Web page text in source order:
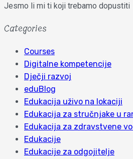
Jesmo li mi ti koji trebamo dopustiti
Categories
Courses
Digitalne kompetencije
Dječji razvoj
eduBlog
Edukacija uživo na lokaciji
Edukacija za stručnjake u
Edukacija za zdravstvene
Edukacije
Edukacije za odgojitelje